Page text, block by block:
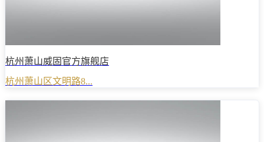
杭州萧山威固官方旗舰店
杭州萧山区文明路8...